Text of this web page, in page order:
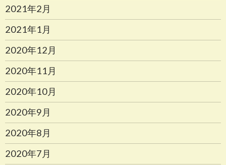
2021年2月
2021年1月
2020年12月
2020年11月
2020年10月
2020年9月
2020年8月
2020年7月